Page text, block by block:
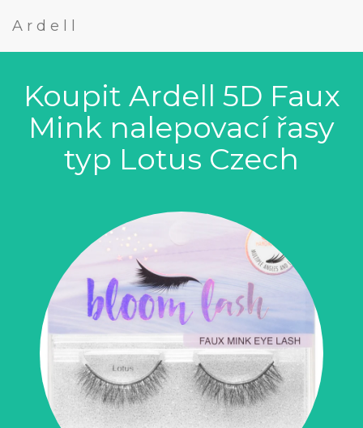
Ardell
Koupit Ardell 5D Faux
Mink nalepovací řasy
typ Lotus Czech